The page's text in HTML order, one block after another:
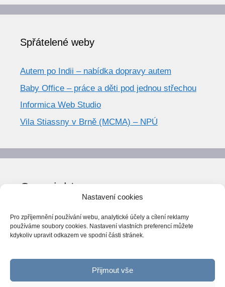
Nastavení cookies
Pro zpříjemnění používání webu, analytické účely a cílení reklamy
používáme soubory cookies. Nastavení vlastních preferencí můžete
kdykoliv upravit odkazem ve spodní části stránek.
Přijmout vše
Spřátelené weby
Autem po Indii – nabídka dopravy autem
Baby Office – práce a děti pod jednou střechou
Informica Web Studio
Vila Stiassny v Brně (MCMA) – NPÚ
Copyright
© World Trend 2014-2026
Všechna práva vyhrazena.
CC BY-NC 4.0
ováno Národní knihovnou ČR